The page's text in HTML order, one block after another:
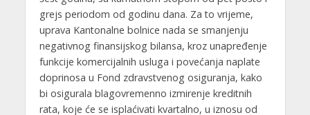
grejs periodom od godinu dana. Za to vrijeme,
uprava Kantonalne bolnice nada se smanjenju
negativnog finansijskog bilansa, kroz unapređenje
funkcije komercijalnih usluga i povećanja naplate
doprinosa u Fond zdravstvenog osiguranja, kako
bi osigurala blagovremenno izmirenje kreditnih
rata, koje će se isplaćivati kvartalno, u iznosu od